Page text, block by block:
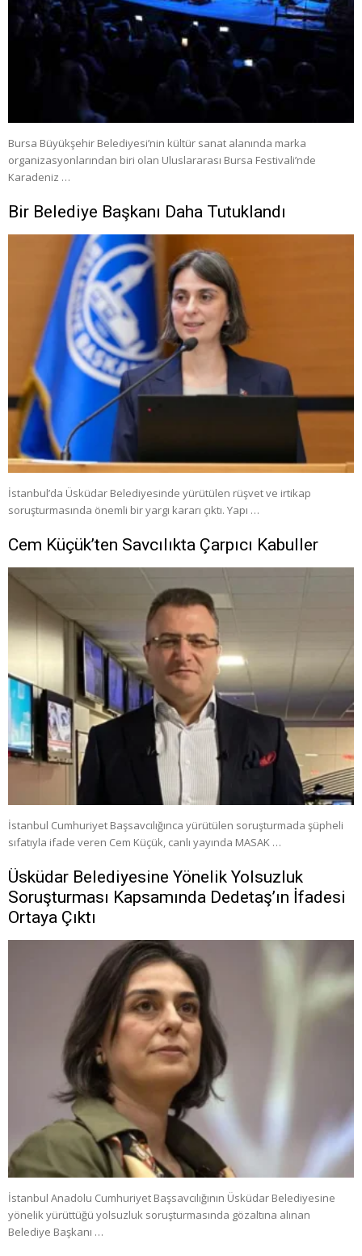
Bursa Büyükşehir Belediyesi’nin kültür sanat alanında marka
organizasyonlarından biri olan Uluslararası Bursa Festivali’nde
Karadeniz …
Bir Belediye Başkanı Daha Tutuklandı
İstanbul’da Üsküdar Belediyesinde yürütülen rüşvet ve irtikap
soruşturmasında önemli bir yargı kararı çıktı. Yapı …
Cem Küçük’ten Savcılıkta Çarpıcı Kabuller
İstanbul Cumhuriyet Başsavcılığınca yürütülen soruşturmada şüpheli
sıfatıyla ifade veren Cem Küçük, canlı yayında MASAK …
Üsküdar Belediyesine Yönelik Yolsuzluk
Soruşturması Kapsamında Dedetaş’ın İfadesi
Ortaya Çıktı
İstanbul Anadolu Cumhuriyet Başsavcılığının Üsküdar Belediyesine
yönelik yürüttüğü yolsuzluk soruşturmasında gözaltına alınan
Belediye Başkanı …